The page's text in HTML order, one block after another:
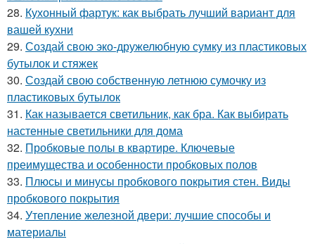
28. Кухонный фартук: как выбрать лучший вариант для
вашей кухни
29. Создай свою эко-дружелюбную сумку из пластиковых
бутылок и стяжек
30. Создай свою собственную летнюю сумочку из
пластиковых бутылок
31. Как называется светильник, как бра. Как выбирать
настенные светильники для дома
32. Пробковые полы в квартире. Ключевые
преимущества и особенности пробковых полов
33. Плюсы и минусы пробкового покрытия стен. Виды
пробкового покрытия
34. Утепление железной двери: лучшие способы и
материалы